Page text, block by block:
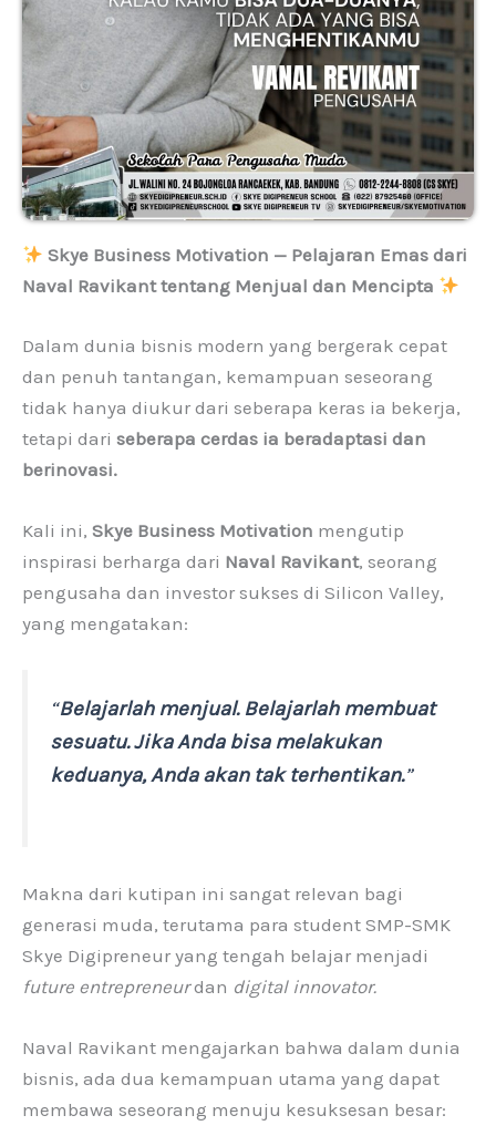
Skye Business Motivation — Pelajaran Emas dari
Naval Ravikant tentang Menjual dan Mencipta
Dalam dunia bisnis modern yang bergerak cepat
dan penuh tantangan, kemampuan seseorang
tidak hanya diukur dari seberapa keras ia bekerja,
tetapi dari seberapa cerdas ia beradaptasi dan
berinovasi.
Kali ini, Skye Business Motivation mengutip
inspirasi berharga dari Naval Ravikant, seorang
pengusaha dan investor sukses di Silicon Valley,
yang mengatakan:
“Belajarlah menjual. Belajarlah membuat
sesuatu. Jika Anda bisa melakukan
keduanya, Anda akan tak terhentikan.”
Makna dari kutipan ini sangat relevan bagi
generasi muda, terutama para student SMP-SMK
Skye Digipreneur yang tengah belajar menjadi
future entrepreneurdan digital innovator.
Naval Ravikant mengajarkan bahwa dalam dunia
bisnis, ada dua kemampuan utama yang dapat
membawa seseorang menuju kesuksesan besar: